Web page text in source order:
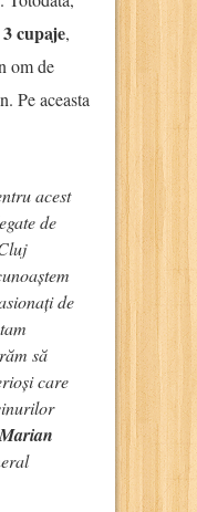
3 cupaje,
om de
Pe aceasta
acest
de
de
să
care
Marian